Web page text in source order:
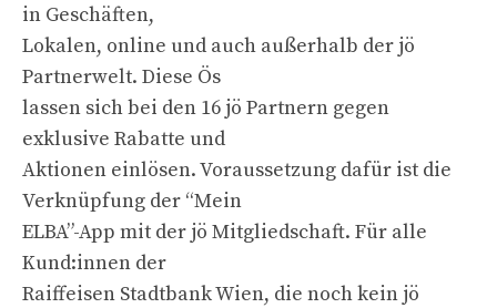
in Geschäften,
Lokalen, online und auch außerhalb der jö
Partnerwelt. Diese Ös
lassen sich bei den 16 jö Partnern gegen
exklusive Rabatte und
Aktionen einlösen. Voraussetzung dafür ist die
Verknüpfung der “Mein
ELBA”-App mit der jö Mitgliedschaft. Für alle
Kund:innen der
Raiffeisen Stadtbank Wien, die noch kein jö